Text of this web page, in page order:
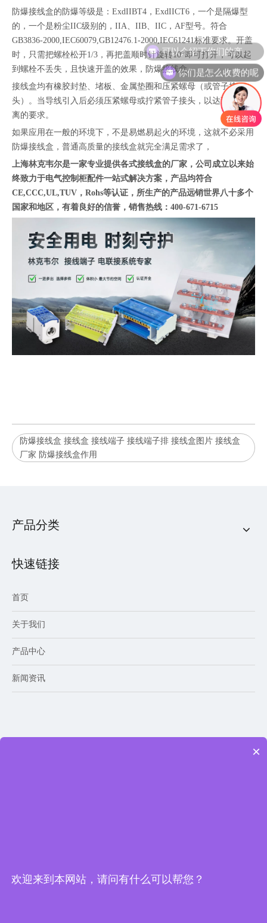
防爆接线盒的防爆等级是：ExdIIBT4，ExdIICT6，一个是隔爆型
的，一个是粉尘IIC级别的，IIA、IIB、IIC，AF型号。符合
GB3836-2000,IEC60079,GB12476.1-2000,IEC61241标准要求。开盖
时，只需把螺栓松开1/3，再把盖顺时针旋转10°即可打开，可以起
到螺栓不丢失，且快速开盖的效果，防爆接线盒
接线盒均有橡胶封垫、堵板、金属垫圈和压紧螺母（或管子接
头）。当导线引入后必须压紧螺母或拧紧管子接头，以达到密封隔
离的要求。
如果应用在一般的环境下，不是易燃易起火的环境，这就不必采用
防爆接线盒，普通高质量的接线盒就完全满足需求了，
上海林克韦尔是一家专业提供各式接线盒的厂家， 公司成立以来始
终致力于电气控制柜配件一站式解决方案，产品均符合
CE,CCC,UL,TUV，Rohs等认证，所生产的产品远销世界八十多个
国家和地区，有着良好的信誉，销售热线：400-671-6715
防爆接线盒 接线盒 接线端子 接线端子排 接线盒图片 接线盒
厂家 防爆接线盒作用
产品分类
快速链接
首页
关于我们
产品中心
新闻资讯
可以介绍下你们的产品么
你们是怎么收费的呢
×
欢迎来到本网站，请问有什么可以帮您？